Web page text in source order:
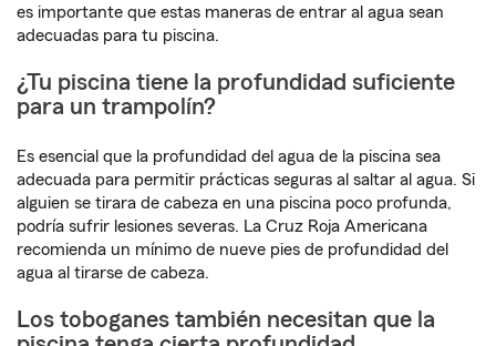
es importante que estas maneras de entrar al agua sean
adecuadas para tu piscina.
¿Tu piscina tiene la profundidad suficiente
para un trampolín?
Es esencial que la profundidad del agua de la piscina sea
adecuada para permitir prácticas seguras al saltar al agua. Si
alguien se tirara de cabeza en una piscina poco profunda,
podría sufrir lesiones severas. La Cruz Roja Americana
recomienda un mínimo de nueve pies de profundidad del
agua al tirarse de cabeza.
Los toboganes también necesitan que la